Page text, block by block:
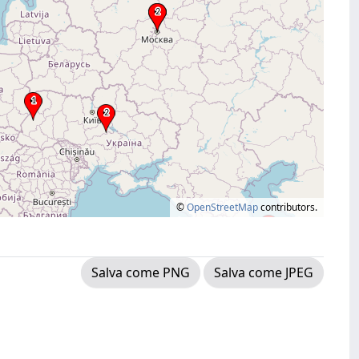
©OpenStreetMapcontributors.
Salva come PNG Salva come JPEG